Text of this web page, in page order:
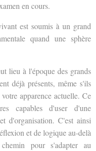
en cours.
est soumis à un grand
quand une sphère
lieu à l'époque des grands
déjà présents, même s'ils
apparence actuelle. Ce
capables d'user d'une
d'organisation. C'est ainsi
et de logique au-delà
pour s'adapter au